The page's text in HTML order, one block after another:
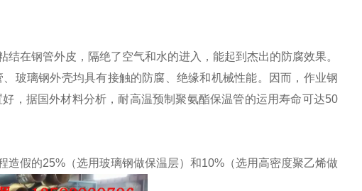
在钢管外皮，隔绝了空气和水的进入，能起到杰出的防腐效果。
玻璃钢外壳均具有接触的防腐、绝缘和机械性能。因而，作业钢
，据国外材料分析，耐高温预制聚氨酯保温管的运用寿命可达50
假的25%（选用玻璃钢做保温层）和10%（选用高密度聚乙烯做